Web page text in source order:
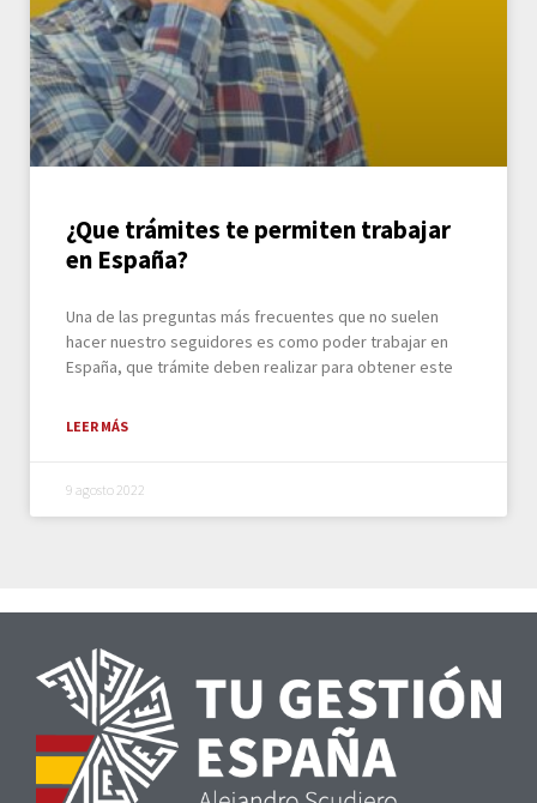
¿Que trámites te permiten trabajar
en España?
Una de las preguntas más frecuentes que no suelen
hacer nuestro seguidores es como poder trabajar en
España, que trámite deben realizar para obtener este
LEER MÁS
9 agosto 2022